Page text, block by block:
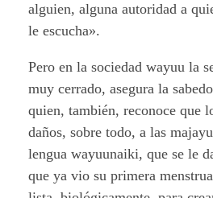
alguien, alguna autoridad a
le escucha».
Pero en la sociedad wayuu la
muy cerrado, asegura la
quien, también, reconoce que
daños, sobre todo, a las
lengua wayuunaiki, que se le
que ya vio su primera